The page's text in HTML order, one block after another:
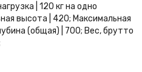
| 120 кг на одно
высота | 420; Максимальная
(общая) | 700; Вес, брутто